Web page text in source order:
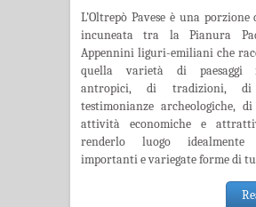
L’Oltrepò Pavese è una
incuneata tra la Pianura
Appennini liguri-emiliani che
quella varietà di paesaggi
antropici, di tradizioni,
testimonianze archeologiche,
attività economiche e
renderlo luogo
importanti e variegate forme di